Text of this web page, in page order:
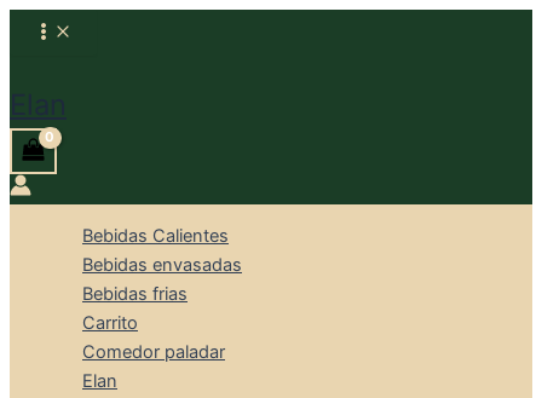
Bebidas Calientes
Bebidas envasadas
Bebidas frias
Carrito
Comedor paladar
Elan